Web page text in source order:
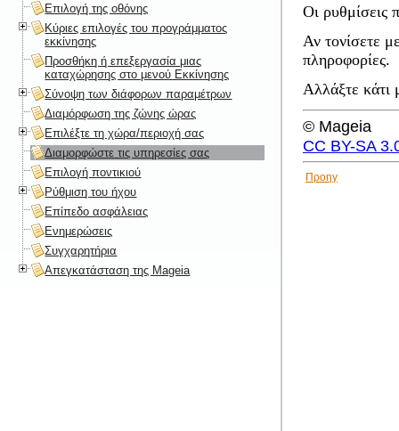
Οι ρυθμίσεις
Αν τονίσετε
πληροφορίες.
Αλλάξτε κάτι
© Mageia
CC BY-SA
Προηγ
Επιλογή της οθόνης
Κύριες επιλογές του προγράμματος
εκκίνησης
Προσθήκη ή επεξεργασία μιας
καταχώρησης στο μενού Εκκίνησης
Σύνοψη των διάφορων παραμέτρων
Διαμόρφωση της ζώνης ώρας
Επιλέξτε τη χώρα/περιοχή σας
Διαμορφώστε τις υπηρεσίες σας
Επιλογή ποντικιού
Ρύθμιση του ήχου
Επίπεδο ασφάλειας
Ενημερώσεις
Συγχαρητήρια
Απεγκατάσταση της Mageia